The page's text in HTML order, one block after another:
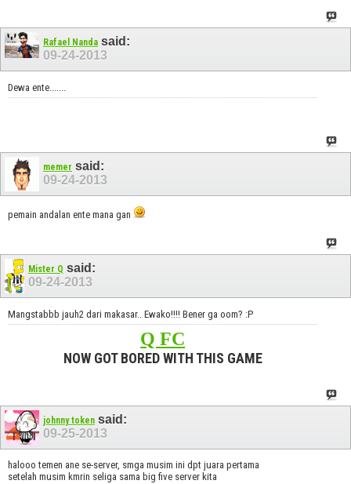
Rafael Nanda said:
09-24-2013
Dewa ente.......
memer said:
09-24-2013
pemain andalan ente mana gan
Mister Q said:
09-24-2013
Mangstabbb jauh2 dari makasar.. Ewako!!!! Bener ga oom? :P
Q FC
NOW GOT BORED WITH THIS GAME
johnny token said:
09-25-2013
halooo temen ane se-server, smga musim ini dpt juara pertama
setelah musim kmrin seliga sama big five server kita